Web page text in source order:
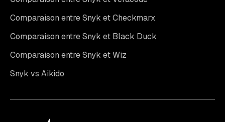
Comparaison entre Snyk et Checkmarx
Comparaison entre Snyk et Black Duck
Comparaison entre Snyk et Wiz
Snyk vs Aikido